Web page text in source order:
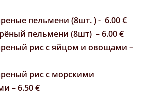
пельмени (8шт. ) - 6.00 €
пельмени (8шт) – 6.00 €
рис с яйцом и овощами –
рис с морскими
– 6.50 €